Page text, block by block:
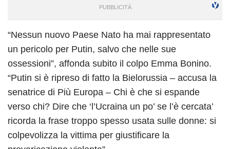
“Nessun nuovo Paese Nato ha mai rappresentato
un pericolo per Putin, salvo che nelle sue
ossessioni”, affonda subito il colpo Emma Bonino.
“Putin si è ripreso di fatto la Bielorussia – accusa la
senatrice di Più Europa – Chi è che si espande
verso chi? Dire che ‘l’Ucraina un po’ se l’è cercata’
ricorda la frase troppo spesso usata sulle donne: si
colpevolizza la vittima per giustificare la